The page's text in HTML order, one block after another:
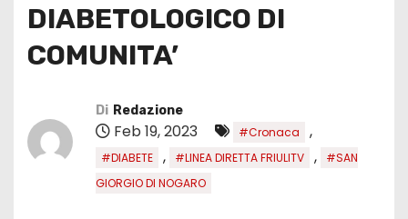
DIABETOLOGICO DI
COMUNITA’
Di Redazione
Feb 19, 2023 #Cronaca ,
#DIABETE , #LINEA DIRETTA FRIULITV ,
#SAN
GIORGIO DI NOGARO